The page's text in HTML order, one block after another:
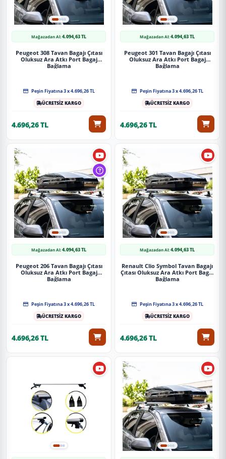
Mağazadan Al:4.094,63 TL
Peugeot 308 Tavan Bagajı Çıtası
Oluksuz Ara Atkı Port Bagaj
Bağlama
Peşin Fiyatına 3 x 4.696,26 TL
ÜCRETSİZ KARGO
4.696,26 TL
Mağazadan Al:4.094,63 TL
Peugeot 301 Tavan Bagajı Çıtası
Oluksuz Ara Atkı Port Bagaj
Bağlama
Peşin Fiyatına 3 x 4.696,26 TL
ÜCRETSİZ KARGO
4.696,26 TL
Mağazadan Al:4.094,63 TL
Peugeot 206 Tavan Bagajı Çıtası
Oluksuz Ara Atkı Port Bagaj
Bağlama
Peşin Fiyatına 3 x 4.696,26 TL
ÜCRETSİZ KARGO
4.696,26 TL
Mağazadan Al:4.094,63 TL
Renault Clio Symbol Tavan Bagajı
Çıtası Oluksuz Ara Atkı Port Bagaj
Bağlama
Peşin Fiyatına 3 x 4.696,26 TL
ÜCRETSİZ KARGO
4.696,26 TL